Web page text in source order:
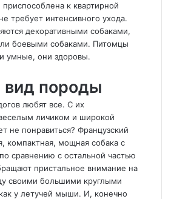
к квартирной
требует интенсивного ухода.
декоративными собаками,
боевыми собаками. Питомцы
умные, они здоровы.
породы
любят все. С их
личиком и широкой
не понравиться? Французский
компактная, мощная собака с
сравнению с остальной частью
пристальное внимание на
своими большими круглыми
у летучей мыши. И, конечно